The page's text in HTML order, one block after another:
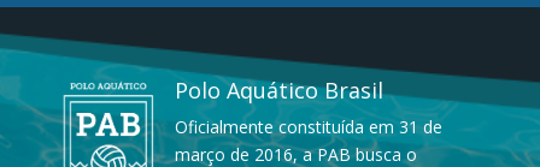
Polo Aquático Brasil
Oficialmente constituída em 31 de
março de 2016, a PAB busca o